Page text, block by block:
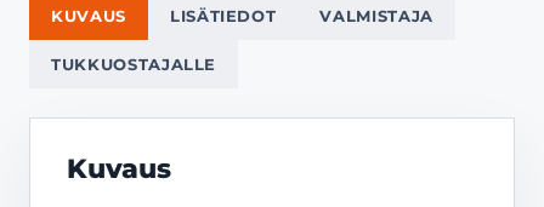
KUVAUS LISÄTIEDOT VALMISTAJA
TUKKUOSTAJALLE
Kuvaus